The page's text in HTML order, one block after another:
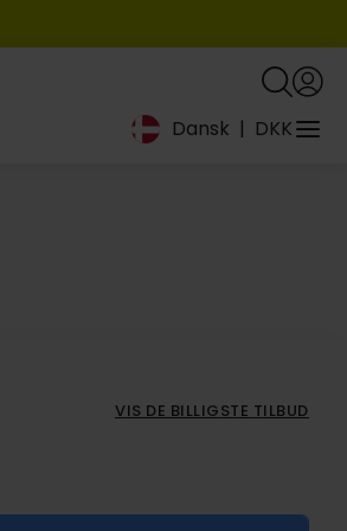
Dansk | DKK
VIS DE BILLIGSTE TILBUD